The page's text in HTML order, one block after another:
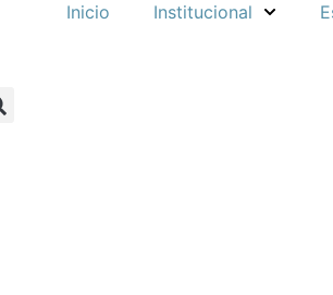
Inicio Institucional